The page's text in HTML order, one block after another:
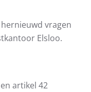
vragen
Elsloo.
artikel 42